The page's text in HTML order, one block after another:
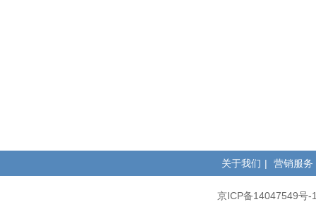
关于我们 | 营销服务
京ICP备14047549号-